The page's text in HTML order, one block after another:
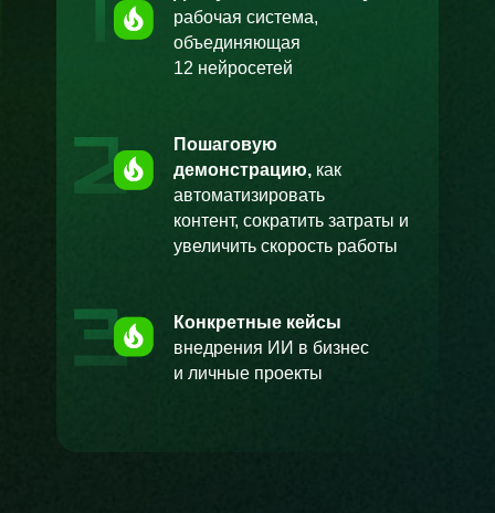
рабочая система,
объединяющая
12 нейросетей
Пошаговую
демонстрацию, как
автоматизировать
контент, сократить затраты и
увеличить скорость работы
Конкретные кейсы
внедрения ИИ в бизнес
и личные проекты